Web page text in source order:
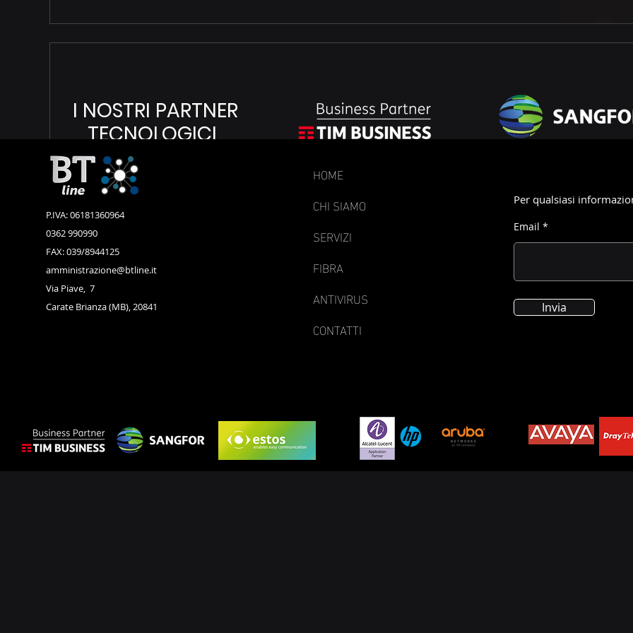
I NOSTRI PARTNER
TECNOLOGICI
P.IVA: 06181360964
0362 990990
FAX: 039/8944125
amministrazione@btline.it
Via Piave, 7
Carate Brianza (MB), 20841
HOME
CHI SIAMO
SERVIZI
FIBRA
ANTIVIRUS
CONTATTI
Per qualsiasi
Email
Invia